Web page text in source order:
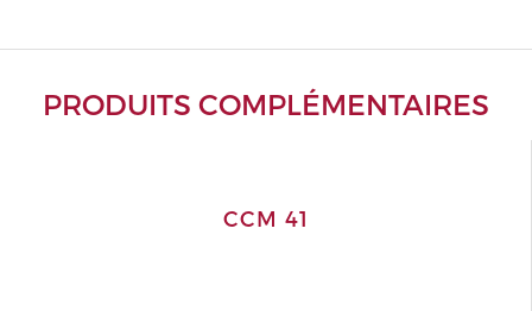
PRODUITS COMPLÉMENTAIRES
CCM 41